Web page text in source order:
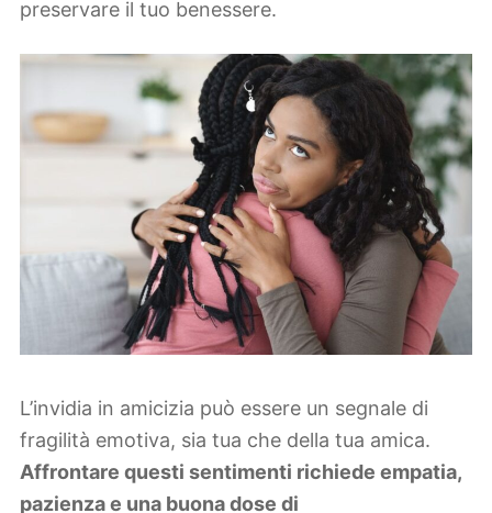
preservare il tuo benessere.
L’invidia in amicizia può essere un segnale di
fragilità emotiva, sia tua che della tua amica.
Affrontare questi sentimenti richiede empatia,
pazienza e una buona dose di